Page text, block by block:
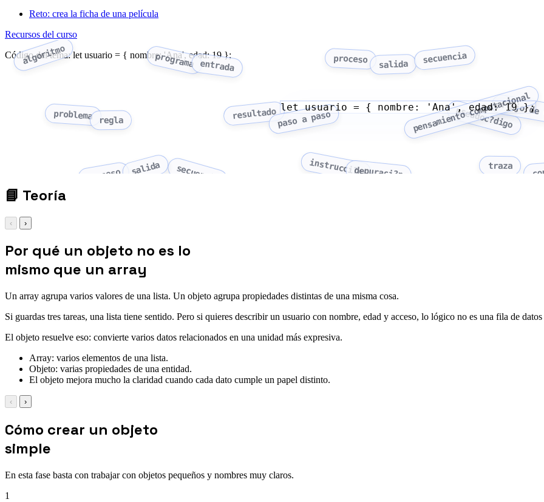
Reto: crea la ficha de una película
Recursos del curso
Código del tema: let usuario = { nombre: 'Ana', edad: 19 };
algoritmo programa entrada proceso salida secuencia
problema regla resultadopaso a paso pensamiento computacional
pseudoc?digoflujo de
proceso salida secuencia instrucci?ndepuraci?n traza
let usuario = { nombre: 'Ana', edad: 19 };
📘 Teoría
‹ ›
Por qué un objeto no es lo
mismo que un array
Un array agrupa varios valores de una lista. Un objeto agrupa propiedades distintas de una misma cosa.
Si guardas tres tareas, una lista tiene sentido. Pero si quieres describir un usuario con nombre, edad y acceso, lo lógico no es una fila de
El objeto resuelve eso: convierte varios datos relacionados en una unidad más expresiva.
Array: varios elementos de una lista.
Objeto: varias propiedades de una entidad.
El objeto mejora mucho la claridad cuando cada dato cumple un papel distinto.
‹ ›
Cómo crear un objeto
simple
En esta fase basta con trabajar con objetos pequeños y nombres muy claros.
1